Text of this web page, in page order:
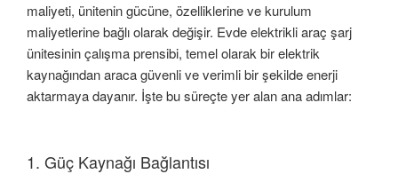
maliyeti, ünitenin gücüne, özelliklerine ve kurulum
maliyetlerine bağlı olarak değişir. Evde elektrikli araç şarj
ünitesinin çalışma prensibi, temel olarak bir elektrik
kaynağından araca güvenli ve verimli bir şekilde enerji
aktarmaya dayanır. İşte bu süreçte yer alan ana adımlar:
1. Güç Kaynağı Bağlantısı